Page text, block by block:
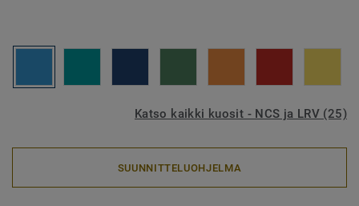
Katso kaikki kuosit - NCS ja LRV (25)
SUUNNITTELUOHJELMA